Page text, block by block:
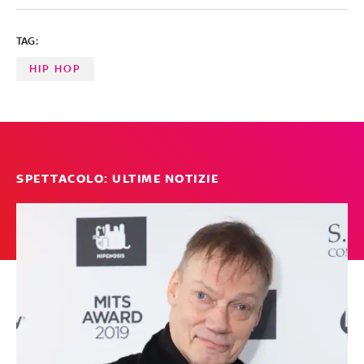
TAG:
HIP HOP
SPETTACOLO: ULTIME NOTIZIE